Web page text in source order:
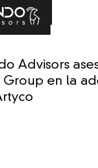
Advisors
Group en la